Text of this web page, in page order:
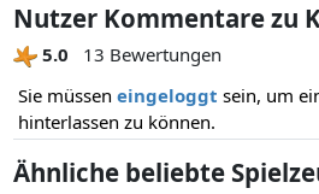
Nutzer Kommentare zu
5.0
13 Bewertungen
Sie müssen eingeloggt sein, um
hinterlassen zu können.
Ähnliche beliebte